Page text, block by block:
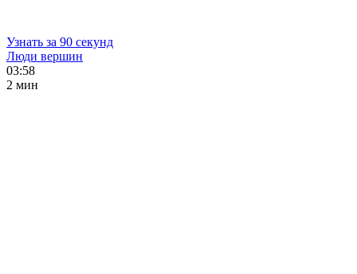
Узнать за 90 секунд
Люди вершин
03:58
2 мин